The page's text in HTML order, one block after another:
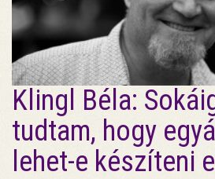
Klingl Béla:
tudtam, hogy
lehet-e készíteni